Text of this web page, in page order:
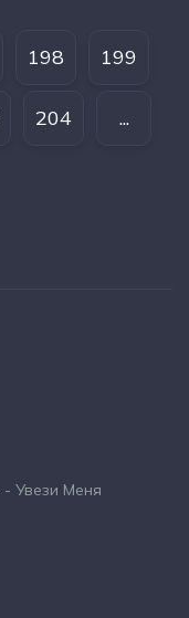
198 199
204 ...
- Увези Меня